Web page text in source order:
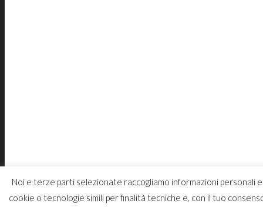
Noi e terze parti selezionate raccogliamo informazioni personali
cookie o tecnologie simili per finalità tecniche e, con il tuo